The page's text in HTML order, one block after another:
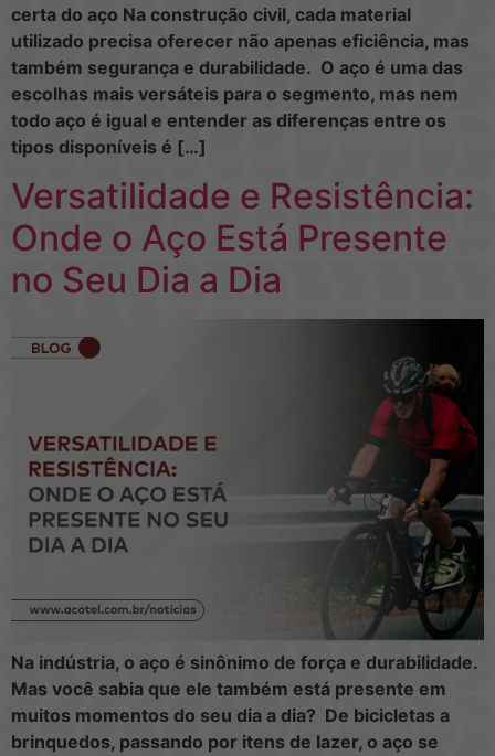
certa do aço Na construção civil, cada material
utilizado precisa oferecer não apenas eficiência, mas
também segurança e durabilidade. O aço é uma das
escolhas mais versáteis para o segmento, mas nem
todo aço é igual e entender as diferenças entre os
tipos disponíveis é […]
Versatilidade e Resistência:
Onde o Aço Está Presente
no Seu Dia a Dia
Na indústria, o aço é sinônimo de força e durabilidade.
Mas você sabia que ele também está presente em
muitos momentos do seu dia a dia? De bicicletas a
brinquedos, passando por itens de lazer, o aço se